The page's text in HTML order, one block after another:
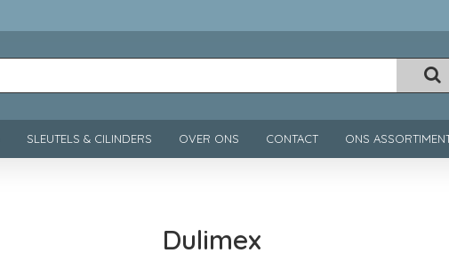
SLEUTELS & CILINDERS OVER ONS CONTACT ONS
Dulimex